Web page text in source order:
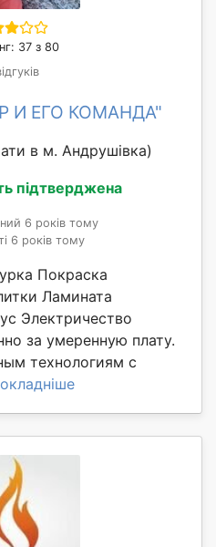
37 з 80
И ЕГО КОМАНДА"
в м. Андрушівка)
підтверджена
6 років тому
6 років тому
Покраска
Ламината
Электричество
за умеренную плату.
технологиям с